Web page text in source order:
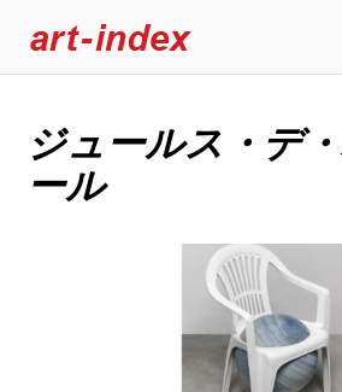
ジュールス・デ
ール